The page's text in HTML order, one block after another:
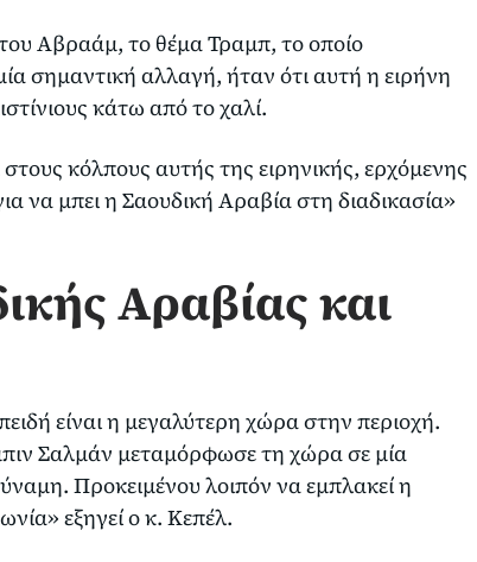
Αβραάμ, το θέμα Τραμπ, το οποίο
σημαντική αλλαγή, ήταν ότι αυτή η ειρήνη
κάτω από το χαλί.
κόλπους αυτής της ειρηνικής, ερχόμενης
να μπει η Σαουδική Αραβία στη διαδικασία»
Αραβίας και
είναι η μεγαλύτερη χώρα στην περιοχή.
Σαλμάν μεταμόρφωσε τη χώρα σε μία
Προκειμένου λοιπόν να εμπλακεί η
εξηγεί ο κ. Κεπέλ.